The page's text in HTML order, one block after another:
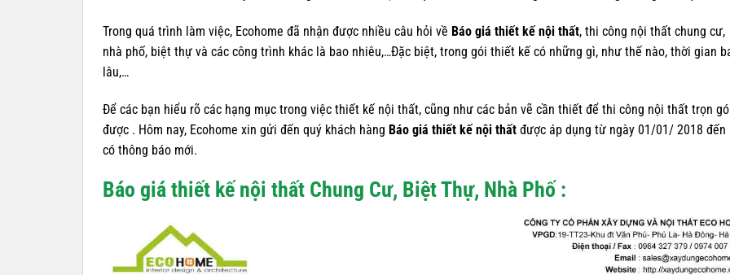
Trong quá trình làm việc, Ecohome đã nhận được nhiều câu hỏi về Báo giá thiết kế nội thất, thi công nội thất chung cư,
nhà phố, biệt thự và các công trình khác là bao nhiêu,…Đặc biệt, trong gói thiết kế có những gì, như thế nào, thời gian
lâu,…
Để các bạn hiểu rõ các hạng mục trong việc thiết kế nội thất, cũng như các bản vẽ cần thiết để thi công nội thất trọn
được . Hôm nay, Ecohome xin gửi đến quý khách hàng Báo giá thiết kế nội thất được áp dụng từ ngày 01/01/ 2018 đến
có thông báo mới.
Báo giá thiết kế nội thất Chung Cư, Biệt Thự, Nhà Phố :